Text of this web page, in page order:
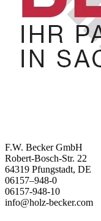
F.W. Becker GmbH
Robert-Bosch-Str. 22
64319 Pfungstadt, DE
06157–948-0
06157-948-10
info@holz-becker.com